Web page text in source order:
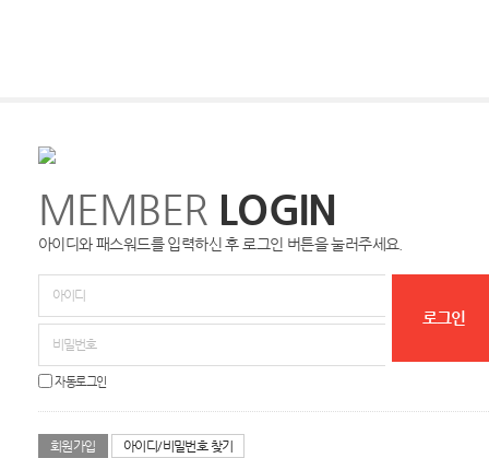
MEMBER LOGIN
아이디와 패스워드를 입력하신 후 로그인 버튼을 눌러주세요.
자동로그인
회원가입 아이디/비밀번호 찾기